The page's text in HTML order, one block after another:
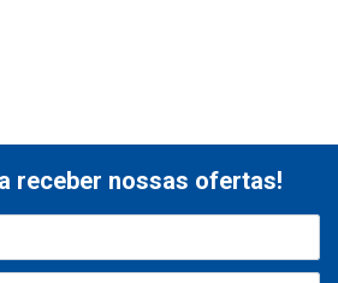
receber nossas ofertas!